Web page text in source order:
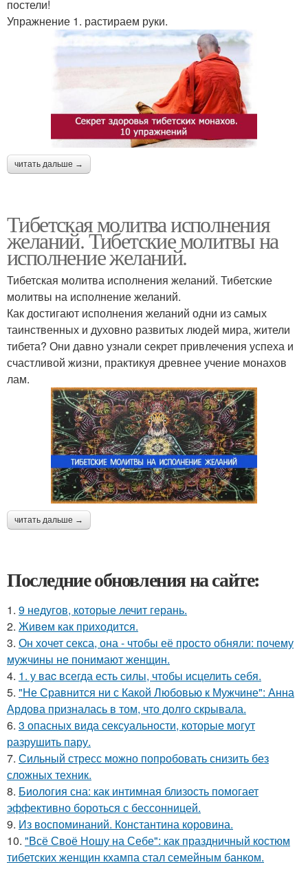
постели!
Упражнение 1. растираем руки.
читать дальше →
Тибетская молитва исполнения
желаний. Тибетские молитвы на
исполнение желаний.
Тибетская молитва исполнения желаний. Тибетские
молитвы на исполнение желаний.
Как достигают исполнения желаний одни из самых
таинственных и духовно развитых людей мира, жители
тибета? Они давно узнали секрет привлечения успеха и
счастливой жизни, практикуя древнее учение монахов
лам.
читать дальше →
Последние обновления на сайте:
1. 9 недугов, которые лечит герань.
2. Живeм как приходится.
3. Он хочет секса, она - чтобы её просто обняли: почему
мужчины не понимают женщин.
4. 1. у вac всегда есть силы, чтобы исцелить себя.
5. "Не Сравнится ни с Какой Любовью к Мужчине": Анна
Ардова призналась в том, что долго скрывала.
6. 3 опасных вида сексуальности, которые могут
разрушить пару.
7. Сильный стресс можно попробовать снизить без
сложных техник.
8. Биология сна: как интимная близость помогает
эффективно бороться с бессонницей.
9. Из воспоминаний. Константина коровина.
10. "Всё Своё Ношу на Себе": как праздничный костюм
тибетских женщин кхампа стал семейным банком.